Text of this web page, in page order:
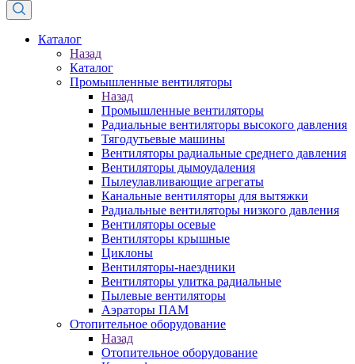
Каталог
Назад
Каталог
Промышленные вентиляторы
Назад
Промышленные вентиляторы
Радиальные вентиляторы высокого давления
Тягодутьевые машины
Вентиляторы радиальные среднего давления
Вентиляторы дымоудаления
Пылеулавливающие агрегаты
Канальные вентиляторы для вытяжки
Радиальные вентиляторы низкого давления
Вентиляторы осевые
Вентиляторы крышные
Циклоны
Вентиляторы-наездники
Вентиляторы улитка радиальные
Пылевые вентиляторы
Аэраторы ПАМ
Отопительное оборудование
Назад
Отопительное оборудование